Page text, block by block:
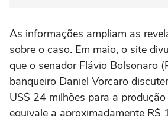
As informações ampliam as
sobre o caso. Em maio, o site
que o senador Flávio Bolsonaro
banqueiro Daniel Vorcaro
US$ 24 milhões para a
equivale a aproximadamente R$